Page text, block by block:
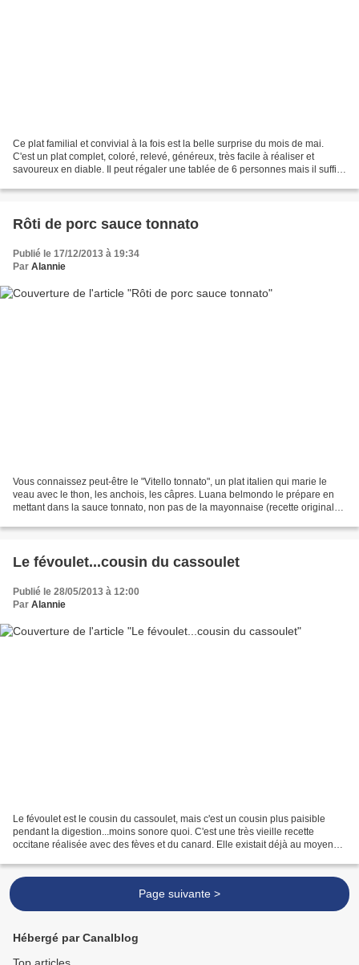
Ce plat familial et convivial à la fois est la belle surprise du mois de mai.
C'est un plat complet, coloré, relevé, généreux, très facile à réaliser et
savoureux en diable. Il peut régaler une tablée de 6 personnes mais il suffit
Rôti de porc sauce tonnato
Publié le 17/12/2013 à 19:34
Par Alannie
Vous connaissez peut-être le "Vitello tonnato", un plat italien qui marie le
veau avec le thon, les anchois, les câpres. Luana belmondo le prépare en
mettant dans la sauce tonnato, non pas de la mayonnaise (recette originale)
Le févoulet...cousin du cassoulet
Publié le 28/05/2013 à 12:00
Par Alannie
Le févoulet est le cousin du cassoulet, mais c'est un cousin plus paisible
pendant la digestion...moins sonore quoi. C'est une très vieille recette
occitane réalisée avec des fèves et du canard. Elle existait déjà au moyen
Page suivante >
Hébergé par Canalblog